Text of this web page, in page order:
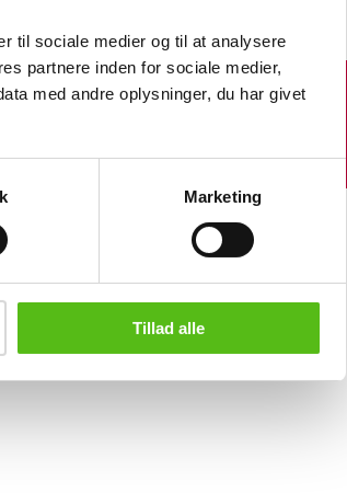
til sociale medier og til at analysere
partnere inden for sociale medier,
med andre oplysninger, du har givet
Marketing
Tillad alle